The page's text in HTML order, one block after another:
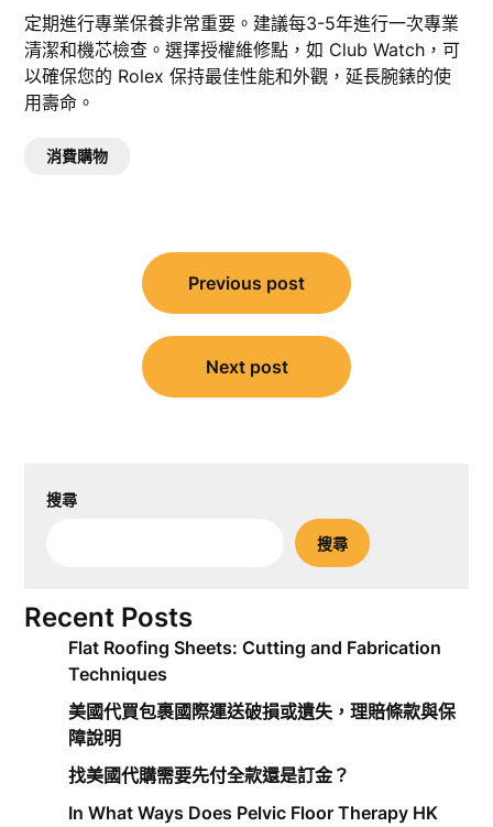
定期進行專業保養非常重要。建議每3-5年進行一次專業
清潔和機芯檢查。選擇授權維修點，如 Club Watch，可
以確保您的 Rolex 保持最佳性能和外觀，延長腕錶的使
用壽命。
消費購物
Previous post
Next post
搜尋
搜尋
Recent Posts
Flat Roofing Sheets: Cutting and Fabrication
Techniques
美國代買包裹國際運送破損或遺失，理賠條款與保
障說明
找美國代購需要先付全款還是訂金？
In What Ways Does Pelvic Floor Therapy HK